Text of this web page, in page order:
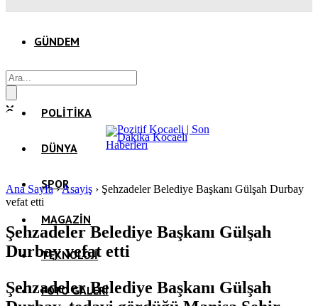
GÜNDEM
POLITIKA
DÜNYA
SPOR
MAGAZIN
TEKNOLOJI
FOTO GALERI
Ana Sayfa›Asayiş › Şehzadeler Belediye Başkanı Gülşah Durbay
vefat etti
Şehzadeler Belediye Başkanı Gülşah
Durbay vefat etti
Şehzadeler Belediye Başkanı Gülşah